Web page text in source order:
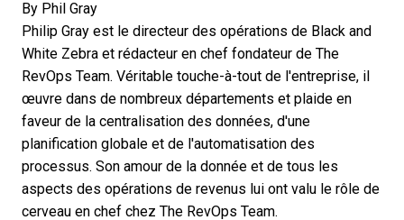
By Phil Gray
Philip Gray est le directeur des opérations de Black and
White Zebra et rédacteur en chef fondateur de The
RevOps Team. Véritable touche-à-tout de l'entreprise, il
œuvre dans de nombreux départements et plaide en
faveur de la centralisation des données, d'une
planification globale et de l'automatisation des
processus. Son amour de la donnée et de tous les
aspects des opérations de revenus lui ont valu le rôle de
cerveau en chef chez The RevOps Team.